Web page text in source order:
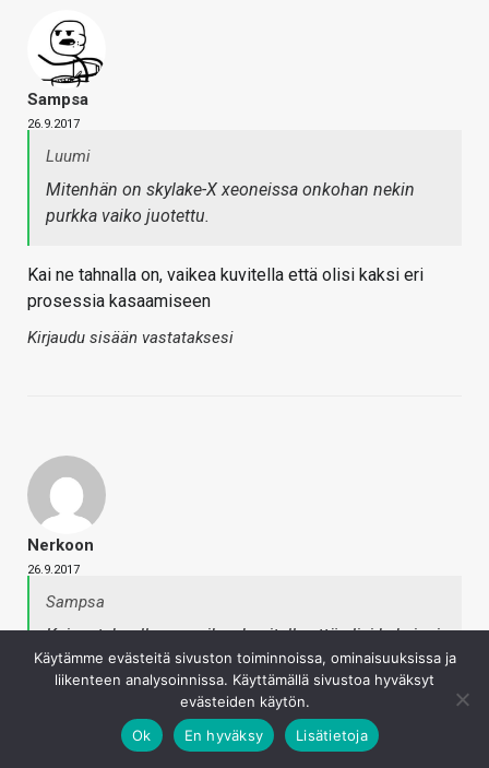
Sampsa
26.9.2017
Luumi
Mitenhän on skylake-X xeoneissa onkohan nekin
purkka vaiko juotettu.
Kai ne tahnalla on, vaikea kuvitella että olisi kaksi eri
prosessia kasaamiseen
Kirjaudu sisään vastataksesi
Nerkoon
26.9.2017
Sampsa
Kai ne tahnalla on, vaikea kuvitella että olisi kaksi eri
prosessia kasaamiseen
Tuo on kyllä laiskuutta. Eikös Intel perustellut tahnaa sillä,
että liian pienen piirin juottaminen voi hajottaa sen. Nuo
Käytämme evästeitä sivuston toiminnoissa, ominaisuuksissa ja
liikenteen analysoinnissa. Käyttämällä sivustoa hyväksyt
evästeiden käytön.
Ok
En hyväksy Lisätietoja